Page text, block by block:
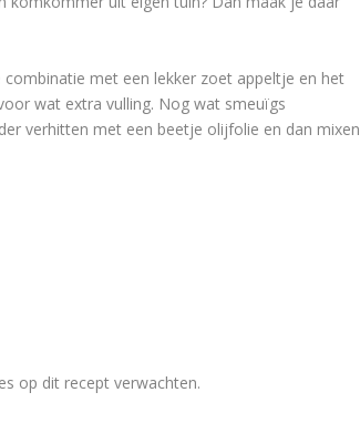
met een lekker zoet appeltje en het
wat extra vulling. Nog wat smeuïgs
verhitten met een beetje olijfolie en dan mixen
op dit recept verwachten.